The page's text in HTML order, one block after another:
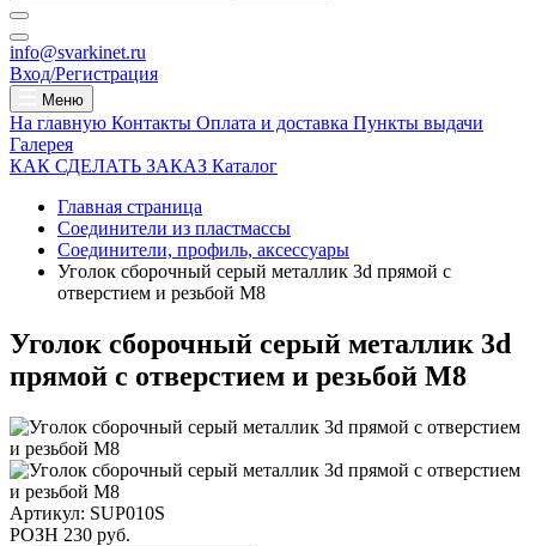
info@svarkinet.ru
Вход/Регистрация
Меню
На главную Контакты Оплата и доставка Пункты выдачи
Галерея
КАК СДЕЛАТЬ ЗАКАЗ Каталог
Главная страница
Соединители из пластмассы
Соединители, профиль, аксессуары
Уголок сборочный серый металлик 3d прямой c
отверстием и резьбой М8
Уголок сборочный серый металлик 3d
прямой c отверстием и резьбой М8
Артикул: SUP010S
РОЗН 230 руб.